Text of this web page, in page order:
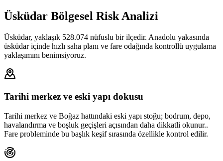
Üsküdar Bölgesel Risk Analizi
Üsküdar, yaklaşık 528.074 nüfuslu bir ilçedir. Anadolu yakasında
üsküdar içinde hızlı saha planı ve fare odağında kontrollü uygulama
yaklaşımını benimsiyoruz.
Tarihi merkez ve eski yapı dokusu
Tarihi merkez ve Boğaz hattındaki eski yapı stoğu; bodrum, depo,
havalandırma ve boşluk geçişleri açısından daha dikkatli okunur..
Fare probleminde bu başlık keşif sırasında özellikle kontrol edilir.